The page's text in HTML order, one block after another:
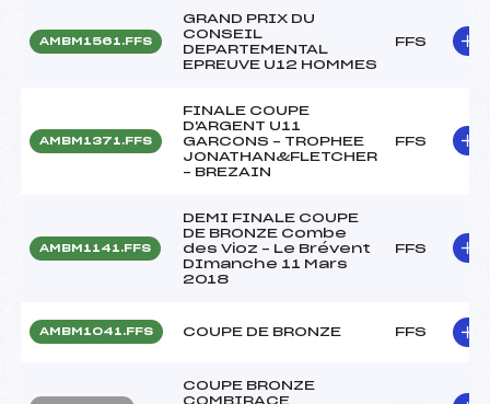
AMBM1561.FFS
GRAND PRIX DU
CONSEIL
DEPARTEMENTAL
EPREUVE U12 HOMMES
FFS
AMBM1371.FFS
FINALE COUPE
D'ARGENT U11
GARCONS – TROPHEE
JONATHAN&FLETCHER
– BREZAIN
FFS
AMBM1141.FFS
DEMI FINALE COUPE
DE BRONZE Combe
des Vioz – Le Brévent
DImanche 11 Mars
2018
FFS
AMBM1041.FFS COUPE DE BRONZE FFS
COUPE BRONZE
COMBIRACE